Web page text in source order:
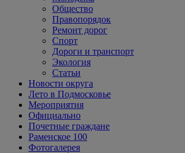
Общество
Правопорядок
Ремонт дорог
Спорт
Дороги и транспорт
Экология
Статьи
Новости округа
Лето в Подмосковье
Мероприятия
Официально
Почетные граждане
Раменское 100
Фотогалерея